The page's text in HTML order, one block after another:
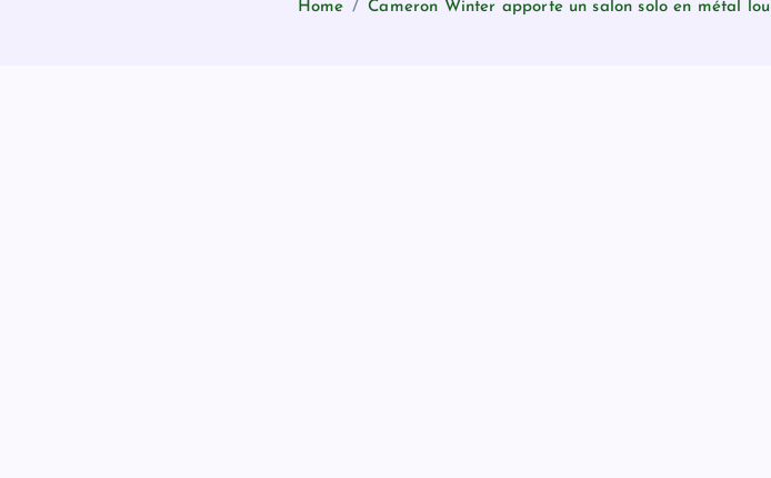
Home Cameron Winter apporte un salon solo en métal